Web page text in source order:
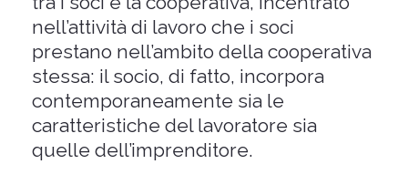
nell’attività di lavoro che i soci
prestano nell’ambito della cooperativa
stessa: il socio, di fatto, incorpora
contemporaneamente sia le
caratteristiche del lavoratore sia
quelle dell’imprenditore.